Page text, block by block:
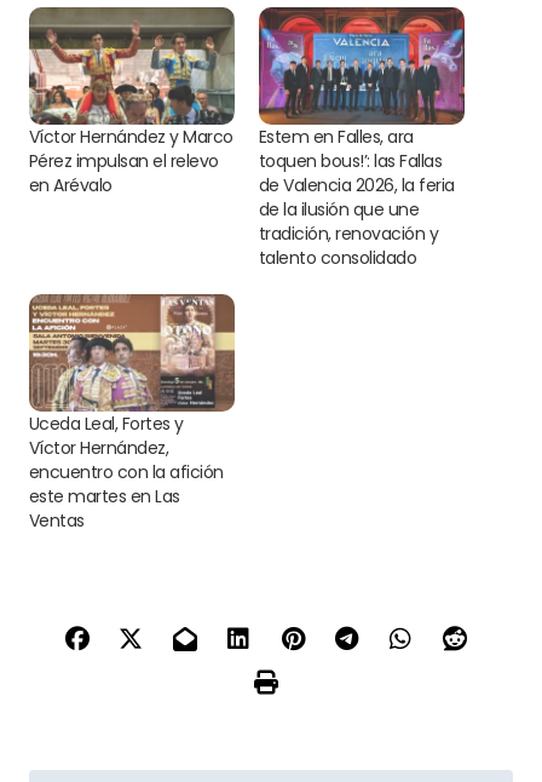
Víctor Hernández y Marco
Pérez impulsan el relevo
en Arévalo
Estem en Falles, ara
toquen bous!’: las Fallas
de Valencia 2026, la feria
de la ilusión que une
tradición, renovación y
talento consolidado
Uceda Leal, Fortes y
Víctor Hernández,
encuentro con la afición
este martes en Las
Ventas